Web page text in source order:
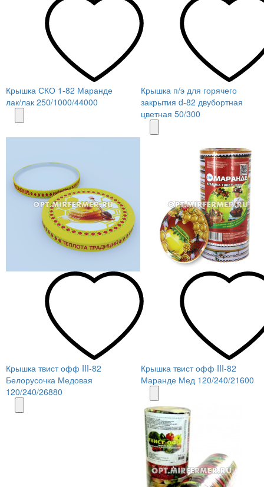
Крышка СКО 1-82 Маранде
лак/лак 250/1000/44000
Крышка п/э для горячего
закрытия d-82 двубортная
цветная 50/300
Крышка твист офф III-82
Белорусочка Медовая
120/240/26880
Крышка твист офф III-82
Маранде Мед 120/240/21600